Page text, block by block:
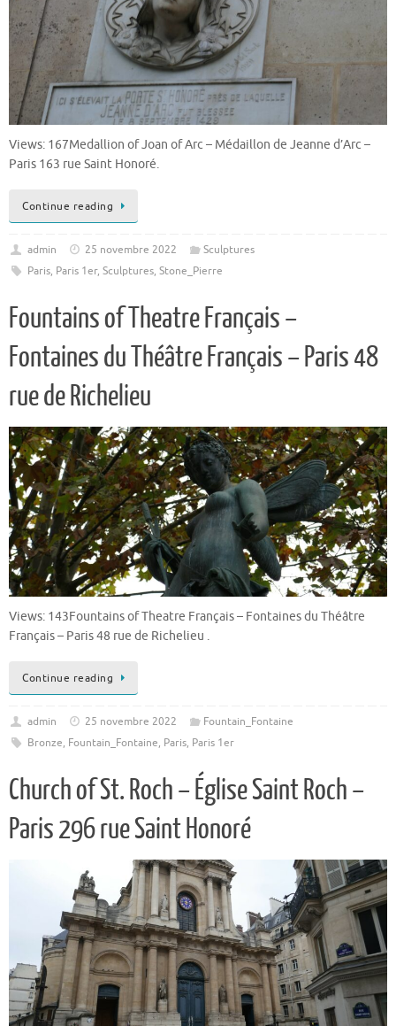
Views: 167Medallion of Joan of Arc – Médaillon de Jeanne d’Arc –
Paris 163 rue Saint Honoré.
Continue reading
admin 25 novembre 2022
Sculptures
Paris, Paris 1er, Sculptures, Stone_Pierre
Fountains of Theatre Français –
Fontaines du Théâtre Français – Paris 48
rue de Richelieu
Views: 143Fountains of Theatre Français – Fontaines du Théâtre
Français – Paris 48 rue de Richelieu .
Continue reading
admin 25 novembre 2022
Fountain_Fontaine
Bronze, Fountain_Fontaine, Paris, Paris 1er
Church of St. Roch – Église Saint Roch –
Paris 296 rue Saint Honoré